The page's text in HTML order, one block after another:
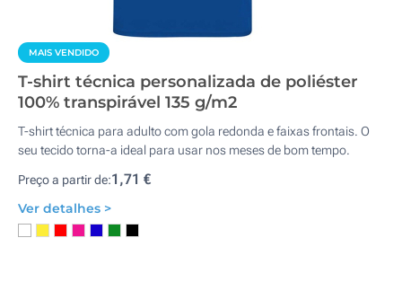
MAIS VENDIDO
T-shirt técnica personalizada de poliéster
100% transpirável 135 g/m2
T-shirt técnica para adulto com gola redonda e faixas frontais. O
seu tecido torna-a ideal para usar nos meses de bom tempo.
Preço a partir de:1,71 €
Ver detalhes >